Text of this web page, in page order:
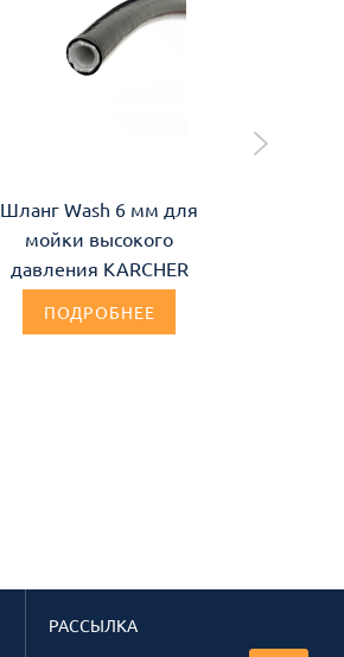
Шланг Wash 6 мм для
мойки высокого
давления KARCHER
ПОДРОБНЕЕ
РАССЫЛКА